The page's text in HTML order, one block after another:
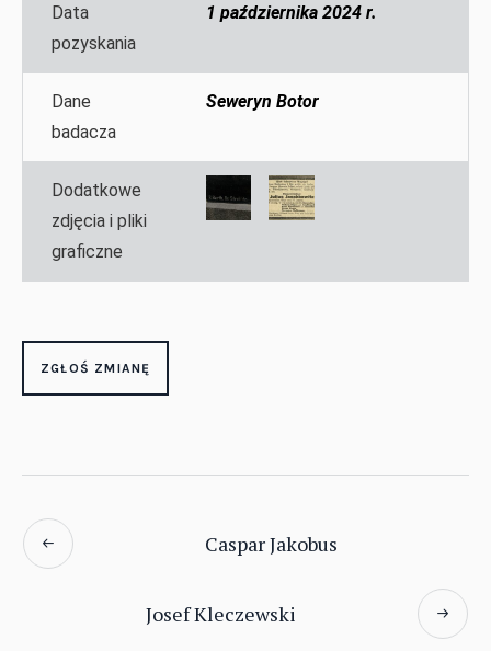
Data
pozyskania
1 października 2024 r.
Dane
badacza
Seweryn Botor
Dodatkowe
zdjęcia i pliki
graficzne
ZGŁOŚ ZMIANĘ
Caspar Jakobus
Josef Kleczewski